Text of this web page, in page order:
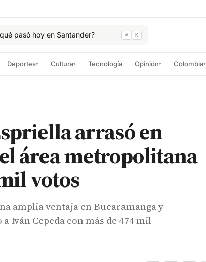
pasó hoy en Santander? ⌘ K
Deportes▾ Cultura▾ Tecnología Opinión▾ Colombia▾
arrasó en
área metropolitana
votos
amplia ventaja en Bucaramanga y
Iván Cepeda con más de 474 mil